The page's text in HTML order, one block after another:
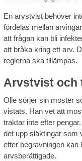
En arvstvist behöver
fördelas mellan
att frågan kan bli
att bråka kring ett arv.
reglerna ska tillämpas.
Arvstvist och
Olle sörjer sin moster
vistats. Han vet att
traktar inte efter
det upp släktingar som
efter begravningen kan
arvsberättigade.